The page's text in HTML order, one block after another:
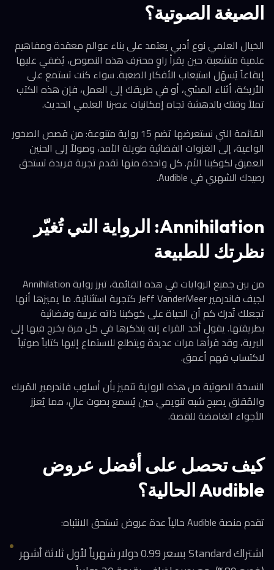
الصيغة الصوتية؟
الخيال العلمي نوع أدبي يعتمد على بناء عوالم معقدة ومفاهيم
علمية متشعبة. حين يقرأ راوٍ محترف هذه النصوص، يُضفي عليها
إيقاعاً يُسهّل استيعاب الأفكار الصعبة. سواء كنت تستمع على
الأريكة، أثناء المشي، أو في طريقك إلى العمل، فإن هذه الكتب
تملأ وقتك بالدهشة تجاه إمكانيات عصرنا العلمي الحديث.
القائمة التي نستعرضها تضم 15 رواية متنوعة: من قصص الصخور
الواعية، إلى الغزوات الفضائية طويلة الأمد، وصولاً إلى الحنين
العميق لكوكبنا الأم. كل واحدة منها تقدم تجربة فريدة تستحق
رصيدك الشهري في Audible.
Annihilation: الرواية التي تُغيّر
نظرتك للطبيعة
من بين جميع الروايات في هذه القائمة، تبرز رواية Annihilation
لجيف فاندرمير Jeff VanderMeer كتجربة استثنائية. ما يميزها أنها
تجعلك تُدرك كم أن الحياة على كوكبنا ذاته غريبة وفضائية
بطريقتها. يقول أحد القراء إنه يتذكرها في كل مرة يخرج فيها إلى
البرية، وقد قرأها مرات عديدة ويتطلع للاستماع إليها كتاباً صوتياً
لاكتساب فهم أعمق.
النسخة الصوتية من هذه الرواية تتميز بأن أسلوب فاندرمير المُربك
والمُقلق يصبح شبه تنويمي حين يُسمع بصوت عالٍ، مما يُعزز
الأجواء الغامضة للقصة.
كيف تحصل على أفضل عروض
Audible الحالية؟
تقدم منصة Audible حالياً عدة عروض تستحق الانتباه:
اشتراك Standard بسعر 0.99 دولار شهرياً لأول ثلاثة أشهر